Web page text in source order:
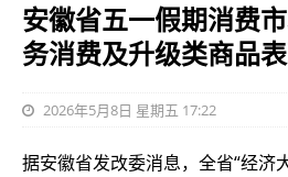
安徽省五一假期消费
务消费及升级类商品
2026年5月8日 星期五 17:22
据安徽省发改委消息，全省“经济